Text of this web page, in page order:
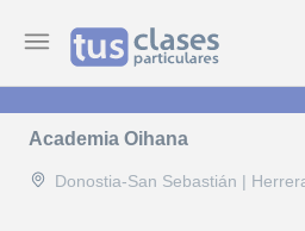
Academia Oihana
Donostia-San Sebastián |